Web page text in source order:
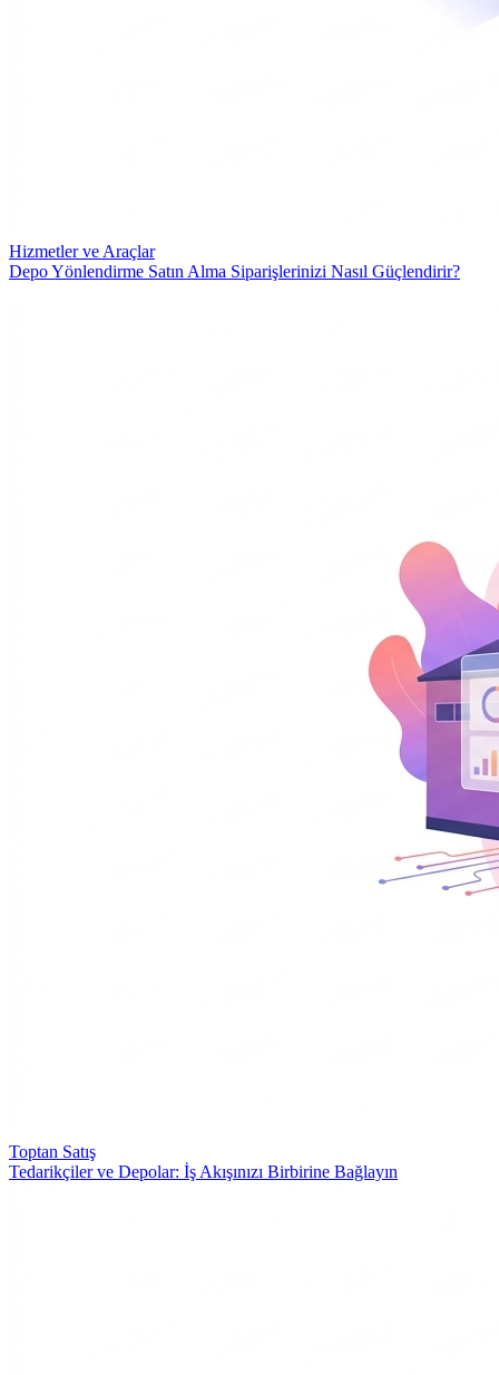
Hizmetler ve Araçlar
Depo Yönlendirme Satın Alma Siparişlerinizi Nasıl Güçlendirir?
Toptan Satış
Tedarikçiler ve Depolar: İş Akışınızı Birbirine Bağlayın